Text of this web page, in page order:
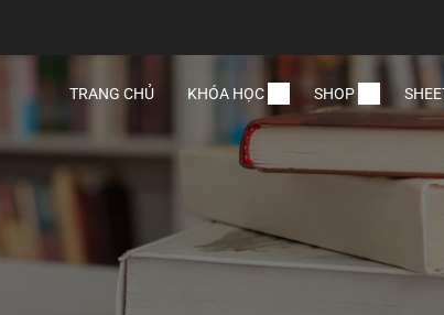
TRANG CHỦ KHÓA HỌC SHOP